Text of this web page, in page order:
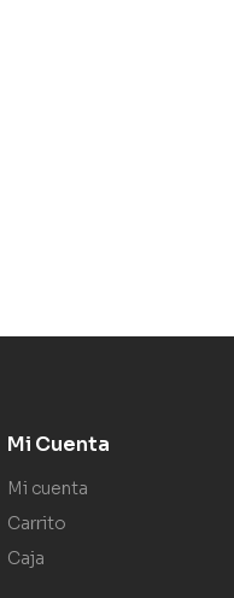
Mi Cuenta
Mi cuenta
Carrito
Caja